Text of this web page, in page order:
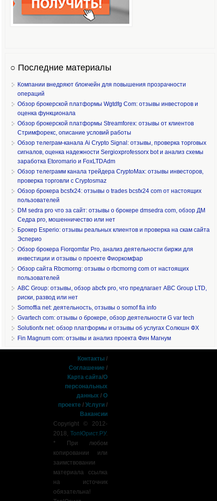
○ Последние материалы
Компании внедряют блокчейн для повышения прозрачности
операций
Обзор брокерской платформы Wgtdfg Com: отзывы инвесторов и
оценка функционала
Обзор брокерской платформы Streamforex: отзывы от клиентов
Стримфорекс, описание условий работы
Обзор телеграм-канала Ai Crypto Signal: отзывы, проверка торговых
сигналов, оценка надежности Sergioxprofessorx bot и анализ схемы
заработка Etoromario и FoxLTDAdm
Обзор телеграмм канала трейдера CryptoMax: отзывы инвесторов,
проверка торговли с Cryptosmaz
Обзор брокера bcsfx24: отзывы о trades bcsfx24 com от настоящих
пользователей
DM sedra pro что за сайт: отзывы о брокере dmsedra com, обзор ДМ
Седра pro, мошенничество или нет
Брокер Esperio: отзывы реальных клиентов и проверка на скам сайта
Эсперио
Обзор брокера Fiorqomfar Pro, анализ деятельности биржи для
инвестиции и отзывы о проекте Фиоркомфар
Обзор сайта Rbcmorng: отзывы о rbcmorng com от настоящих
пользователей
ABC Group: отзывы, обзор abcfx pro, что предлагает ABC Group LTD,
риски, развод или нет
Somoffia net: деятельность, отзывы о somof fia info
Gvartech com: отзывы о брокере, обзор деятельности G var tech
Solutionfx net: обзор платформы и отзывы об услугах Солюшн ФХ
Fin Magnum com: отзывы и анализ проекта Фин Магнум
Контакты /
Соглашение /
Карта сайта/О
персональных
данных /О
проекте /Услуги /
Вакансии
Copyright © 2012-
2018,ТопЮрист.РУ.
* При любом
копировании или
заимствовании
материала ссылка
на источник
обязательна!